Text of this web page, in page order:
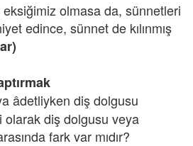
olmasa da, sünnetleri
edince, sünnet de kılınmış
âdetliyken diş dolgusu
olarak diş dolgusu veya
fark var mıdır?